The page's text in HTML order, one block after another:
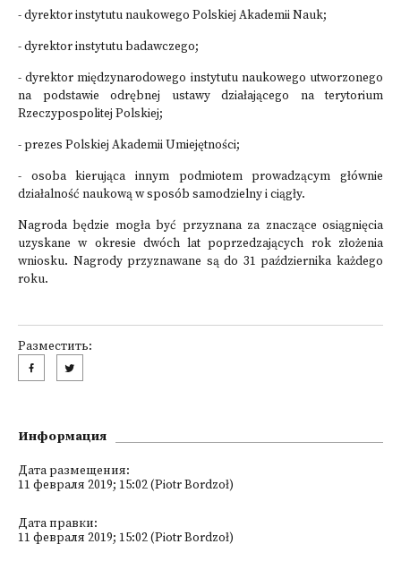
- dyrektor instytutu naukowego Polskiej Akademii Nauk;
- dyrektor instytutu badawczego;
- dyrektor międzynarodowego instytutu naukowego utworzonego
na podstawie odrębnej ustawy działającego na terytorium
Rzeczypospolitej Polskiej;
- prezes Polskiej Akademii Umiejętności;
- osoba kierująca innym podmiotem prowadzącym głównie
działalność naukową w sposób samodzielny i ciągły.
Nagroda będzie mogła być przyznana za znaczące osiągnięcia
uzyskane w okresie dwóch lat poprzedzających rok złożenia
wniosku. Nagrody przyznawane są do 31 października każdego
roku.
Разместить:
Информация
Дата размещения:
11 февраля 2019; 15:02 (Piotr Bordzoł)
Дата правки:
11 февраля 2019; 15:02 (Piotr Bordzoł)